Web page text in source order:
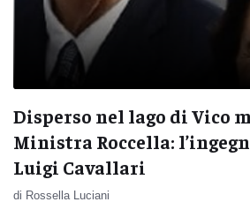
Disperso nel lago di Vico
Ministra Roccella:
Luigi Cavallari
di Rossella Luciani